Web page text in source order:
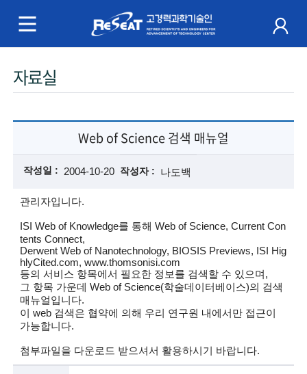
R
e
e
a
t
고
력
과
학
기
인
주
메
자료실
Web of Science 검색 매뉴얼
작성일 2004-10-20 작성자 나도백
관리자입니다.
ISI Web of Knowledge를 통해 Web of Science, Current Con
tents Connect,
Derwent Web of Nanotechnology, BIOSIS Previews, ISI Hig
hlyCited.com, www.thomsonisi.com
등의 서비스 항목에서 필요한 정보를 검색할 수 있으며,
그 항목 가운데 Web of Science(학술데이터베이스)의 검색
매뉴얼입니다.
이 web 검색은 협약에 의해 우리 연구원 내에서만 접근이
가능합니다.
첨부파일을 다운로드 받으셔서 활용하시기 바랍니다.